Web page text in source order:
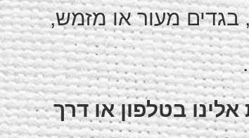
בגדים מעור או מזמש,
בטלפון או דרך